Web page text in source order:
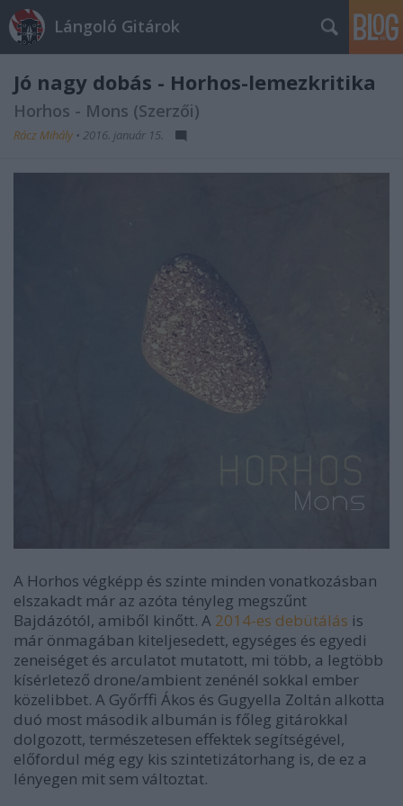
Lángoló Gitárok
Jó nagy dobás - Horhos-lemezkritika
Horhos - Mons (Szerzői)
Rácz Mihály • 2016. január 15.
A Horhos végképp és szinte minden vonatkozásban
elszakadt már az azóta tényleg megszűnt
Bajdázótól, amiből kinőtt. A 2014-es debütálás is
már önmagában kiteljesedett, egységes és egyedi
zeneiséget és arculatot mutatott, mi több, a legtöbb
kísérletező drone/ambient zenénél sokkal ember
közelibbet. A Győrffi Ákos és Gugyella Zoltán alkotta
duó most második albumán is főleg gitárokkal
dolgozott, természetesen effektek segítségével,
előfordul még egy kis szintetizátorhang is, de ez a
lényegen mit sem változtat.